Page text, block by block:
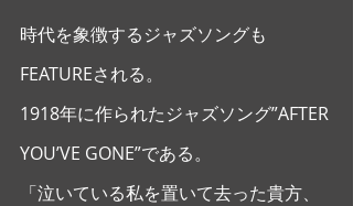
時代を象徴するジャズソングも
FEATUREされる。
1918年に作られたジャズソング”AFTER
YOU’VE GONE”である。
「泣いている私を置いて去った貴方、